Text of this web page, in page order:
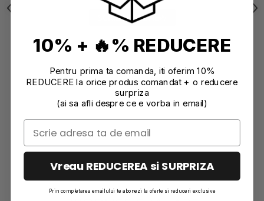
SCRIE UN REVIEW
10% + 🔥% REDUCERE
Pentru prima ta comanda, iti oferim 10%
REDUCERE la orice produs comandat + o reducere
surpriza
(ai sa afli despre ce e vorba in email)
Vreau REDUCEREA si SURPRIZA
Prin completarea emailului te abonezi la oferte si reduceri exclusive